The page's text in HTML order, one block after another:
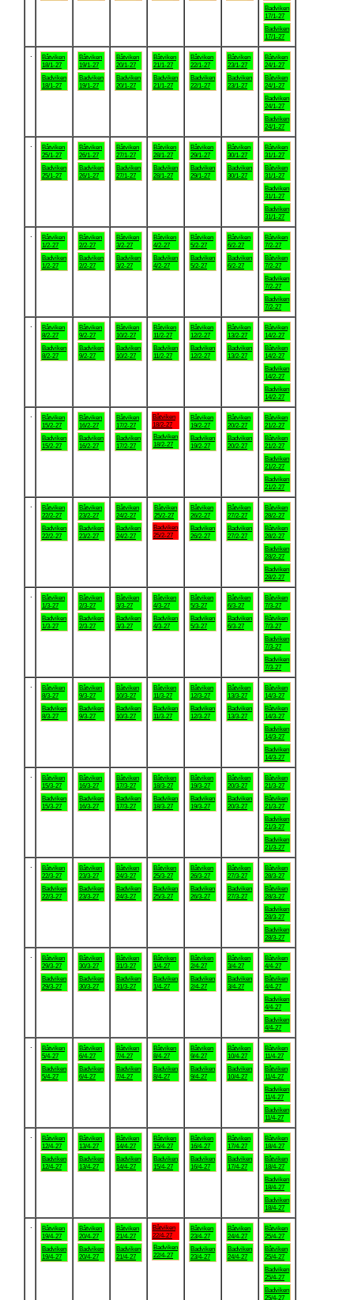
Badviken
17/1-27
Badviken
17/1-27
Båtviken
18/1-27
Badviken
18/1-27
Båtviken
19/1-27
Badviken
19/1-27
Båtviken
20/1-27
Badviken
20/1-27
Båtviken
21/1-27
Badviken
21/1-27
Båtviken
22/1-27
Badviken
22/1-27
Båtviken
23/1-27
Badviken
23/1-27
Båtviken
24/1-27
Båtviken
24/1-27
Badviken
24/1-27
Badviken
24/1-27
Båtviken
25/1-27
Badviken
25/1-27
Båtviken
26/1-27
Badviken
26/1-27
Båtviken
27/1-27
Badviken
27/1-27
Båtviken
28/1-27
Badviken
28/1-27
Båtviken
29/1-27
Badviken
29/1-27
Båtviken
30/1-27
Badviken
30/1-27
Båtviken
31/1-27
Båtviken
31/1-27
Badviken
31/1-27
Badviken
31/1-27
Båtviken
1/2-27
Badviken
1/2-27
Båtviken
2/2-27
Badviken
2/2-27
Båtviken
3/2-27
Badviken
3/2-27
Båtviken
4/2-27
Badviken
4/2-27
Båtviken
5/2-27
Badviken
5/2-27
Båtviken
6/2-27
Badviken
6/2-27
Båtviken
7/2-27
Båtviken
7/2-27
Badviken
7/2-27
Badviken
7/2-27
Båtviken
8/2-27
Badviken
8/2-27
Båtviken
9/2-27
Badviken
9/2-27
Båtviken
10/2-27
Badviken
10/2-27
Båtviken
11/2-27
Badviken
11/2-27
Båtviken
12/2-27
Badviken
12/2-27
Båtviken
13/2-27
Badviken
13/2-27
Båtviken
14/2-27
Båtviken
14/2-27
Badviken
14/2-27
Badviken
14/2-27
Båtviken
15/2-27
Badviken
15/2-27
Båtviken
16/2-27
Badviken
16/2-27
Båtviken
17/2-27
Badviken
17/2-27
Båtviken
18/2-27
Badviken
18/2-27
Båtviken
19/2-27
Badviken
19/2-27
Båtviken
20/2-27
Badviken
20/2-27
Båtviken
21/2-27
Båtviken
21/2-27
Badviken
21/2-27
Badviken
21/2-27
Båtviken
22/2-27
Badviken
22/2-27
Båtviken
23/2-27
Badviken
23/2-27
Båtviken
24/2-27
Badviken
24/2-27
Båtviken
25/2-27
Badviken
25/2-27
Båtviken
26/2-27
Badviken
26/2-27
Båtviken
27/2-27
Badviken
27/2-27
Båtviken
28/2-27
Båtviken
28/2-27
Badviken
28/2-27
Badviken
28/2-27
Båtviken
1/3-27
Badviken
1/3-27
Båtviken
2/3-27
Badviken
2/3-27
Båtviken
3/3-27
Badviken
3/3-27
Båtviken
4/3-27
Badviken
4/3-27
Båtviken
5/3-27
Badviken
5/3-27
Båtviken
6/3-27
Badviken
6/3-27
Båtviken
7/3-27
Båtviken
7/3-27
Badviken
7/3-27
Badviken
7/3-27
Båtviken
8/3-27
Badviken
8/3-27
Båtviken
9/3-27
Badviken
9/3-27
Båtviken
10/3-27
Badviken
10/3-27
Båtviken
11/3-27
Badviken
11/3-27
Båtviken
12/3-27
Badviken
12/3-27
Båtviken
13/3-27
Badviken
13/3-27
Båtviken
14/3-27
Båtviken
14/3-27
Badviken
14/3-27
Badviken
14/3-27
Båtviken
15/3-27
Badviken
15/3-27
Båtviken
16/3-27
Badviken
16/3-27
Båtviken
17/3-27
Badviken
17/3-27
Båtviken
18/3-27
Badviken
18/3-27
Båtviken
19/3-27
Badviken
19/3-27
Båtviken
20/3-27
Badviken
20/3-27
Båtviken
21/3-27
Båtviken
21/3-27
Badviken
21/3-27
Badviken
21/3-27
Båtviken
22/3-27
Badviken
22/3-27
Båtviken
23/3-27
Badviken
23/3-27
Båtviken
24/3-27
Badviken
24/3-27
Båtviken
25/3-27
Badviken
25/3-27
Båtviken
26/3-27
Badviken
26/3-27
Båtviken
27/3-27
Badviken
27/3-27
Båtviken
28/3-27
Båtviken
28/3-27
Badviken
28/3-27
Badviken
28/3-27
Båtviken
29/3-27
Badviken
29/3-27
Båtviken
30/3-27
Badviken
30/3-27
Båtviken
31/3-27
Badviken
31/3-27
Båtviken
1/4-27
Badviken
1/4-27
Båtviken
2/4-27
Badviken
2/4-27
Båtviken
3/4-27
Badviken
3/4-27
Båtviken
4/4-27
Båtviken
4/4-27
Badviken
4/4-27
Badviken
4/4-27
Båtviken
5/4-27
Badviken
5/4-27
Båtviken
6/4-27
Badviken
6/4-27
Båtviken
7/4-27
Badviken
7/4-27
Båtviken
8/4-27
Badviken
8/4-27
Båtviken
9/4-27
Badviken
9/4-27
Båtviken
10/4-27
Badviken
10/4-27
Båtviken
11/4-27
Båtviken
11/4-27
Badviken
11/4-27
Badviken
11/4-27
Båtviken
12/4-27
Badviken
12/4-27
Båtviken
13/4-27
Badviken
13/4-27
Båtviken
14/4-27
Badviken
14/4-27
Båtviken
15/4-27
Badviken
15/4-27
Båtviken
16/4-27
Badviken
16/4-27
Båtviken
17/4-27
Badviken
17/4-27
Båtviken
18/4-27
Båtviken
18/4-27
Badviken
18/4-27
Badviken
18/4-27
Båtviken
19/4-27
Badviken
19/4-27
Båtviken
20/4-27
Badviken
20/4-27
Båtviken
21/4-27
Badviken
21/4-27
Båtviken
22/4-27
Badviken
22/4-27
Båtviken
23/4-27
Badviken
23/4-27
Båtviken
24/4-27
Badviken
24/4-27
Båtviken
25/4-27
Båtviken
25/4-27
Badviken
25/4-27
Badviken
25/4-27